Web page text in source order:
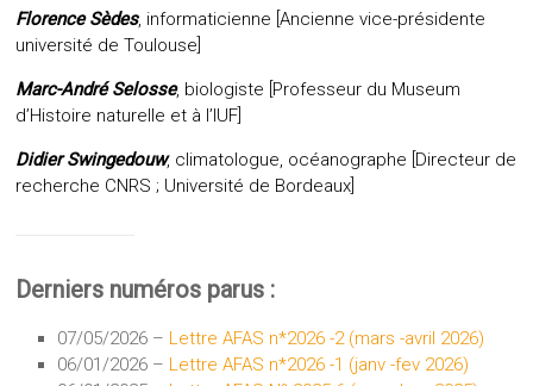
Florence Sèdes, informaticienne [Ancienne vice-présidente
université de Toulouse]
Marc-André Selosse, biologiste [Professeur du Museum
d’Histoire naturelle et à l’IUF]
Didier Swingedouw, climatologue, océanographe [Directeur de
recherche CNRS ; Université de Bordeaux]
Derniers numéros parus :
07/05/2026 – Lettre AFAS n*2026 -2 (mars -avril 2026)
06/01/2026 – Lettre AFAS n*2026 -1 (janv -fev 2026)